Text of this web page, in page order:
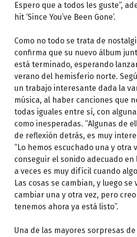
Espero que a todos les guste”,
hit ‘Since You’ve Been Gone’.
Como no todo se trata de
confirma que su nuevo álbum
está terminado, esperando
verano del hemisferio norte.
un trabajo interesante dada la
música, al haber canciones que
todas iguales entre sí, con
como inesperadas. “Algunas de
de reflexión detrás, es muy
“Lo hemos escuchado una y otra
conseguir el sonido adecuado en
a veces es muy difícil cuando
Las cosas se cambian, y luego se
cambiar una y otra vez, pero
tenemos ahora ya está listo”.
Una de las mayores sorpresas